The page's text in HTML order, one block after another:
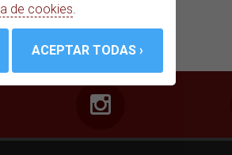
de cookies.